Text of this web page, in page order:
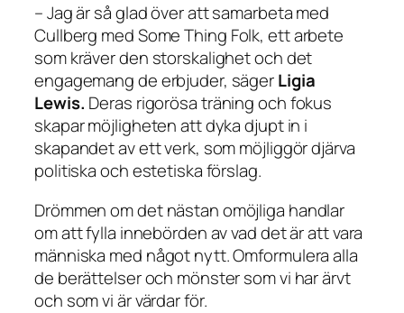
– Jag är så glad över att samarbeta med
Cullberg medSome Thing Folk, ett arbete
som kräver den storskalighet och det
engagemang de erbjuder, sägerLigia
Lewis. Deras rigorösa träning och fokus
skapar möjligheten att dyka djupt in i
skapandet av ett verk, som möjliggör djärva
politiska och estetiska förslag.
Drömmen om det nästan omöjliga handlar
om att fylla innebörden av vad det är att vara
människa med något nytt. Omformulera alla
de berättelser och mönster som vi har ärvt
och som vi är värdar för.